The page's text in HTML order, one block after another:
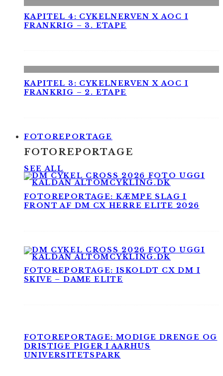
KAPITEL 4: CYKELNERVEN X AOC I
FRANKRIG – 3. ETAPE
KAPITEL 3: CYKELNERVEN X AOC I
FRANKRIG – 2. ETAPE
FOTOREPORTAGE
FOTOREPORTAGE
SEE ALL
FOTOREPORTAGE: KÆMPE SLAG I
FRONT AF DM CX HERRE ELITE 2026
FOTOREPORTAGE: ISKOLDT CX DM I
SKIVE – DAME ELITE
FOTOREPORTAGE: MODIGE DRENGE OG
DRISTIGE PIGER I AARHUS
UNIVERSITETSPARK